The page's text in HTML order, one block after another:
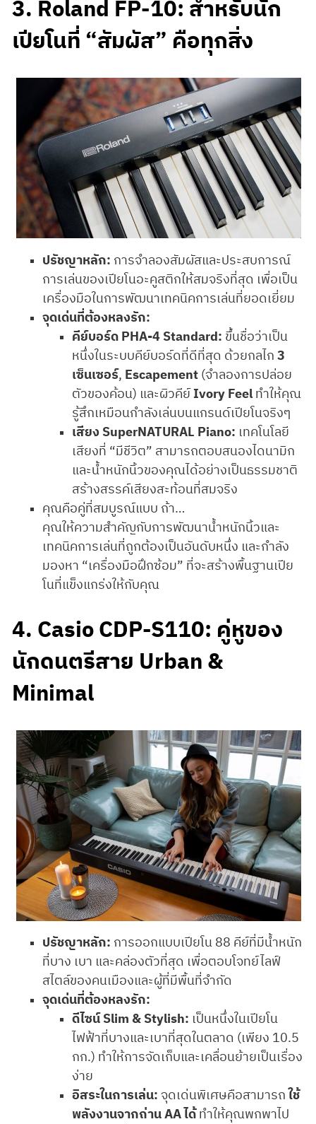
3. Roland FP-10: สำหรับนัก
เปียโนที่ “สัมผัส” คือทุกสิ่ง
ปรัชญาหลัก: การจำลองสัมผัสและประสบการณ์
การเล่นของเปียโนอะคูสติกให้สมจริงที่สุด เพื่อเป็น
เครื่องมือในการพัฒนาเทคนิคการเล่นที่ยอดเยี่ยม
จุดเด่นที่ต้องหลงรัก:
คีย์บอร์ด PHA-4 Standard: ขึ้นชื่อว่าเป็น
หนึ่งในระบบคีย์บอร์ดที่ดีที่สุด ด้วยกลไก 3
เซ็นเซอร์, Escapement (จำลองการปล่อย
ตัวของค้อน) และผิวคีย์Ivory Feel ทำให้คุณ
รู้สึกเหมือนกำลังเล่นบนแกรนด์เปียโนจริงๆ
เสียง SuperNATURAL Piano: เทคโนโลยี
เสียงที่ “มีชีวิต” สามารถตอบสนองไดนามิก
และน้ำหนักนิ้วของคุณได้อย่างเป็นธรรมชาติ
สร้างสรรค์เสียงสะท้อนที่สมจริง
คุณคือคู่ที่สมบูรณ์แบบ ถ้า…
คุณให้ความสำคัญกับการพัฒนาน้ำหนักนิ้วและ
เทคนิคการเล่นที่ถูกต้องเป็นอันดับหนึ่ง และกำลัง
มองหา “เครื่องมือฝึกซ้อม” ที่จะสร้างพื้นฐานเปีย
โนที่แข็งแกร่งให้กับคุณ
4. Casio CDP-S110: คู่หูของ
นักดนตรีสาย Urban &
Minimal
ปรัชญาหลัก: การออกแบบเปียโน 88 คีย์ที่มีน้ำหนัก
ที่บาง เบา และคล่องตัวที่สุด เพื่อตอบโจทย์ไลฟ์
สไตล์ของคนเมืองและผู้ที่มีพื้นที่จำกัด
จุดเด่นที่ต้องหลงรัก:
ดีไซน์ Slim & Stylish: เป็นหนึ่งในเปียโน
ไฟฟ้าที่บางและเบาที่สุดในตลาด (เพียง 10.5
กก.) ทำให้การจัดเก็บและเคลื่อนย้ายเป็นเรื่อง
ง่าย
อิสระในการเล่น: จุดเด่นพิเศษคือสามารถใช้
พลังงานจากถ่าน AA ได้ทำให้คุณพกพาไป